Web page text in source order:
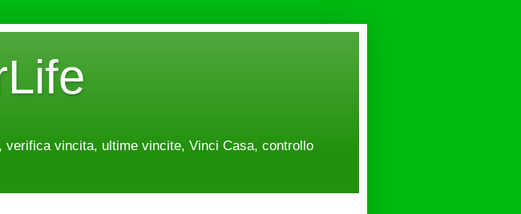
vincita, ultime vincite, Vinci Casa, controllo